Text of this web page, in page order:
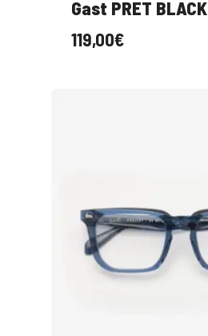
Gast PRET BLACK
119,00€